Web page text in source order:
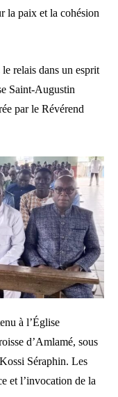
la paix et la cohésion
relais dans un esprit
Saint-Augustin
par le Révérend
à l’Église
d’Amlamé, sous
Séraphin. Les
et l’invocation de la